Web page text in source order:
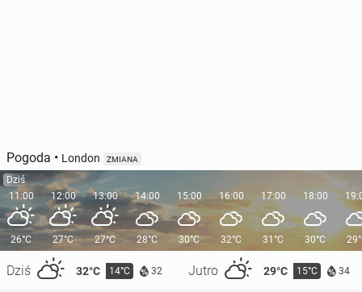
Pogoda • London ZMIANA
Dziś
11:00
26°C
Dziś 32°C 14°C 32 Jutro 29°C 15°C 34
12:00
27°C
13:00
27°C
14:00
28°C
15:00
30°C
16:00
32°C
17:00
31°C
18:00
30°C